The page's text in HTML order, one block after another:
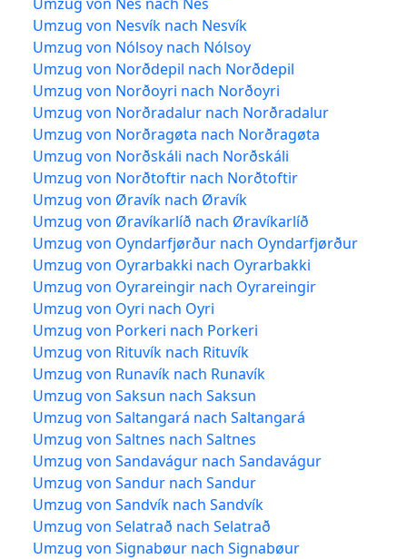
Umzug von Nesvík nach Nesvík
Umzug von Nólsoy nach Nólsoy
Umzug von Norðdepil nach Norðdepil
Umzug von Norðoyri nach Norðoyri
Umzug von Norðradalur nach Norðradalur
Umzug von Norðragøta nach Norðragøta
Umzug von Norðskáli nach Norðskáli
Umzug von Norðtoftir nach Norðtoftir
Umzug von Øravík nach Øravík
Umzug von Øravíkarlíð nach Øravíkarlíð
Umzug von Oyndarfjørður nach Oyndarfjørður
Umzug von Oyrarbakki nach Oyrarbakki
Umzug von Oyrareingir nach Oyrareingir
Umzug von Oyri nach Oyri
Umzug von Porkeri nach Porkeri
Umzug von Rituvík nach Rituvík
Umzug von Runavík nach Runavík
Umzug von Saksun nach Saksun
Umzug von Saltangará nach Saltangará
Umzug von Saltnes nach Saltnes
Umzug von Sandavágur nach Sandavágur
Umzug von Sandur nach Sandur
Umzug von Sandvík nach Sandvík
Umzug von Selatrað nach Selatrað
Umzug von Signabøur nach Signabøur